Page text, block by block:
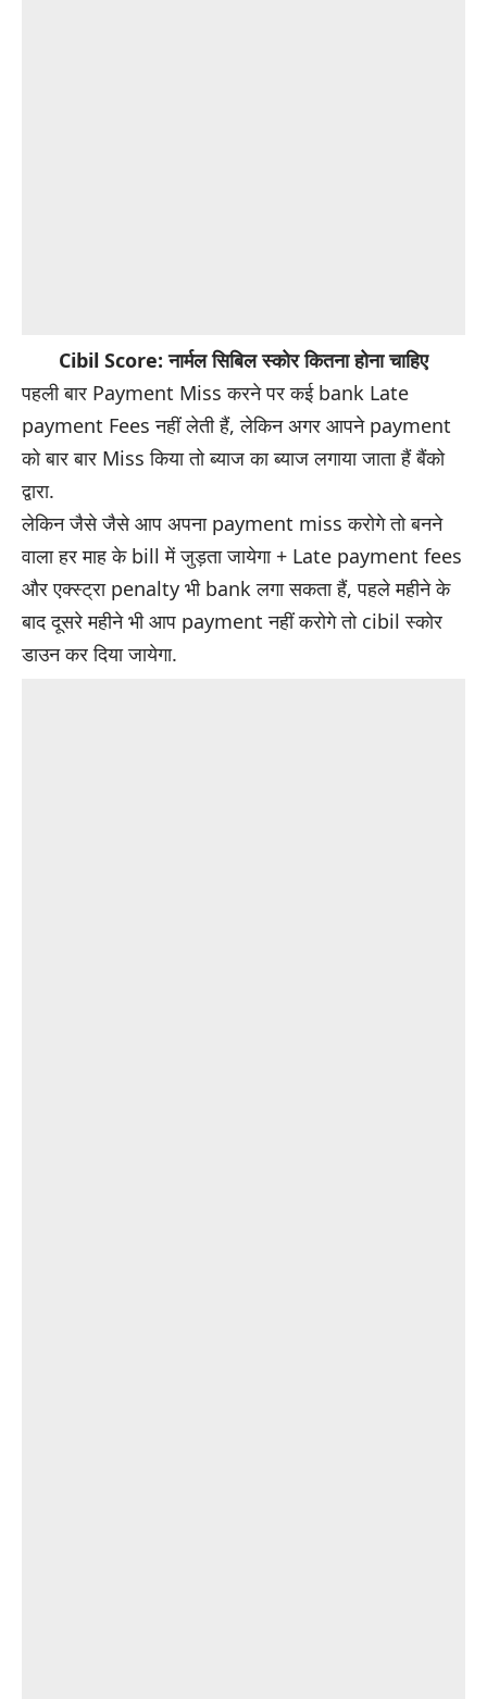
Cibil Score: नार्मल सिबिल स्कोर कितना होना चाहिए
पहली बार Payment Miss करने पर कई bank Late
payment Fees नहीं लेती हैं, लेकिन अगर आपने payment
को बार बार Miss किया तो ब्याज का ब्याज लगाया जाता हैं बैंको
द्वारा.
लेकिन जैसे जैसे आप अपना payment miss करोगे तो बनने
वाला हर माह के bill में जुड़ता जायेगा + Late payment fees
और एक्स्ट्रा penalty भी bank लगा सकता हैं, पहले महीने के
बाद दूसरे महीने भी आप payment नहीं करोगे तो cibil स्कोर
डाउन कर दिया जायेगा.